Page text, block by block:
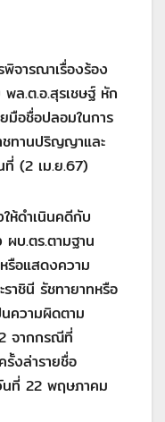
จารณาเรื่องร้อง
พล.ต.อ.สุรเชษฐ์ หัก
มือชื่อปลอมในการ
ชทานปริญญาและ
ที่ (2 เม.ย.67)
ห้ดำเนินคดีกับ
บ.ตร.ตามฐาน
รือแสดงความ
าชินี รัชทายาทหรือ
นความผิดตาม
จากกรณีที่
รั้งล่ารายชื่อ
นที่ 22 พฤษภาคม